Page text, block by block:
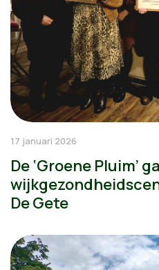
17 januari 2026
De ‘Groene Pluim’
De Gete